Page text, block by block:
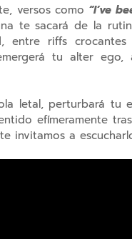
versos como “I’ve
te sacará de la
entre riffs
tu alter
letal, perturbará tu
efímeramente
invitamos a